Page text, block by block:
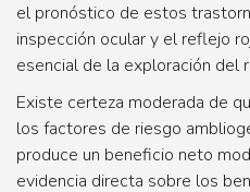
el pronóstico de estos
inspección ocular y el reflejo
esencial de la exploración del
Existe certeza moderada de
los factores de riesgo
produce un beneficio neto
evidencia directa sobre los